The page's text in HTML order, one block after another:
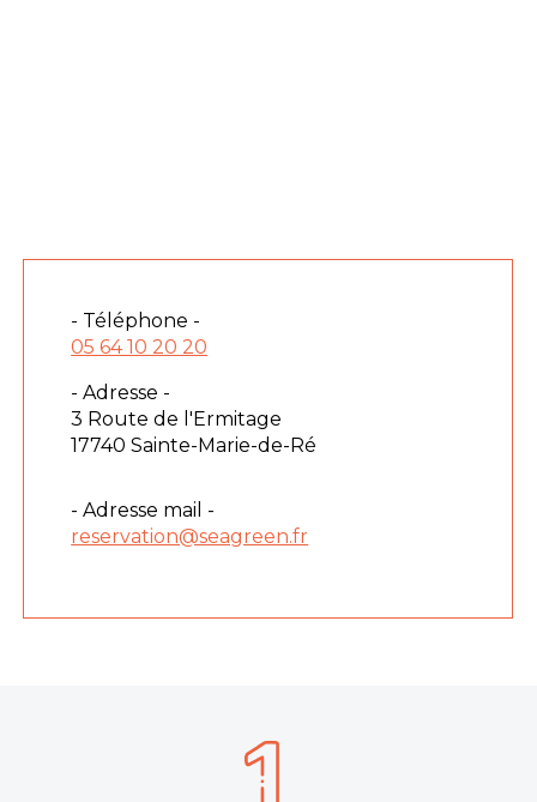
- Téléphone -
05 64 10 20 20
- Adresse -
3 Route de l'Ermitage
17740 Sainte-Marie-de-Ré
- Adresse mail -
reservation@seagreen.fr